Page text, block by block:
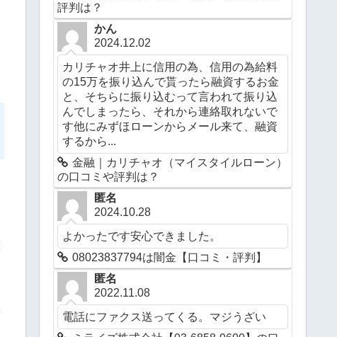
評判は？
かん
2024.12.02
カリチャオ井上に信用の為、信用の為給料
の15万を振り込んで貰ったら融資するお金
と、そちらに振り込むって言われて振り込
んでしまったら、それから連絡取れないで
す他にみずほローンからメール来て、融資
するから...
金融｜カリチャオ（マイスタイルローン）
の口コミや評判は？
匿名
2024.10.28
よかったです安心できました。
08023837794は闇金【口コミ・評判】
匿名
2022.11.08
電話にファクス送ってくる。マジうざい